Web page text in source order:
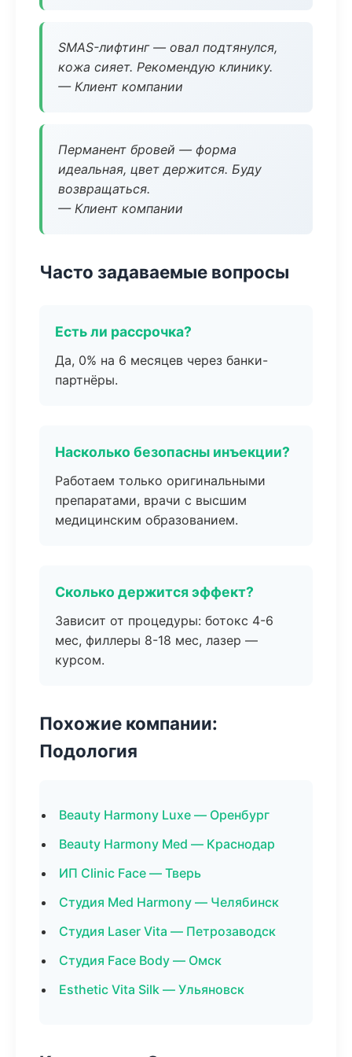
SMAS-лифтинг — овал подтянулся,
кожа сияет. Рекомендую клинику.
— Клиент компании
Перманент бровей — форма
идеальная, цвет держится. Буду
возвращаться.
— Клиент компании
Часто задаваемые вопросы
Есть ли рассрочка?
Да, 0% на 6 месяцев через банки-
партнёры.
Насколько безопасны инъекции?
Работаем только оригинальными
препаратами, врачи с высшим
медицинским образованием.
Сколько держится эффект?
Зависит от процедуры: ботокс 4-6
мес, филлеры 8-18 мес, лазер —
курсом.
Похожие компании:
Подология
Beauty Harmony Luxe — Оренбург
Beauty Harmony Med — Краснодар
ИП Clinic Face — Тверь
Студия Med Harmony — Челябинск
Студия Laser Vita — Петрозаводск
Студия Face Body — Омск
Esthetic Vita Silk — Ульяновск